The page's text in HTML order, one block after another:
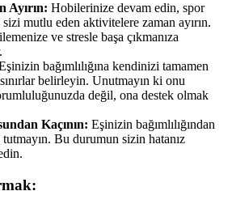
Ayırın: Hobilerinize devam edin, spor
mutlu eden aktivitelere zaman ayırın.
ve stresle başa çıkmanıza
bağımlılığına kendinizi tamamen
belirleyin. Unutmayın ki onu
değil, ona destek olmak
Kaçının: Eşinizin bağımlılığından
Bu durumun sizin hatanız